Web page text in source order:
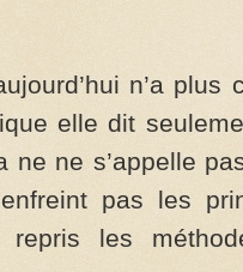
n’a
elle dit
ne ne s’appelle
pas les
les